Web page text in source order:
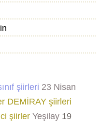
şiirleri 23 Nisan
DEMİRAY şiirleri
şiirler Yeşilay 19